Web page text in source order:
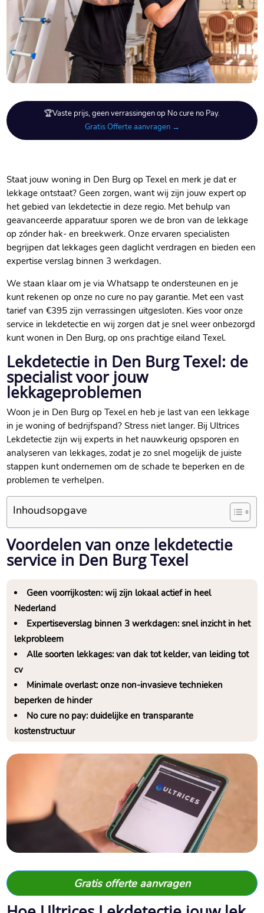
🏆Vaste prijs, geen verrassingen op No cure no Pay.
Gratis Offerte aanvragen →
Staat jouw woning in Den Burg op Texel en merk je dat er
lekkage ontstaat? Geen zorgen, want wij zijn jouw expert op
het gebied van lekdetectie in deze regio. Met behulp van
geavanceerde apparatuur sporen we de bron van de lekkage
op zónder hak- en breekwerk. Onze ervaren specialisten
begrijpen dat lekkages geen daglicht verdragen en bieden een
expertise verslag binnen 3 werkdagen.
We staan klaar om je via Whatsapp te ondersteunen en je
kunt rekenen op onze no cure no pay garantie. Met een vast
tarief van €395 zijn verrassingen uitgesloten. Kies voor onze
service in lekdetectie en wij zorgen dat je snel weer onbezorgd
kunt wonen in Den Burg, op ons prachtige eiland Texel.
Lekdetectie in Den Burg Texel: de
specialist voor jouw
lekkageproblemen
Woon je in Den Burg op Texel en heb je last van een lekkage
in je woning of bedrijfspand? Stress niet langer. Bij Ultrices
Lekdetectie zijn wij experts in het nauwkeurig opsporen en
analyseren van lekkages, zodat je zo snel mogelijk de juiste
stappen kunt ondernemen om de schade te beperken en de
problemen te verhelpen.
Inhoudsopgave
Voordelen van onze lekdetectie
service in Den Burg Texel
Geen voorrijkosten: wij zijn lokaal actief in heel
Nederland
Expertiseverslag binnen 3 werkdagen: snel inzicht in het
lekprobleem
Alle soorten lekkages: van dak tot kelder, van leiding tot
cv
Minimale overlast: onze non-invasieve technieken
beperken de hinder
No cure no pay: duidelijke en transparante
kostenstructuur
Gratis offerte aanvragen